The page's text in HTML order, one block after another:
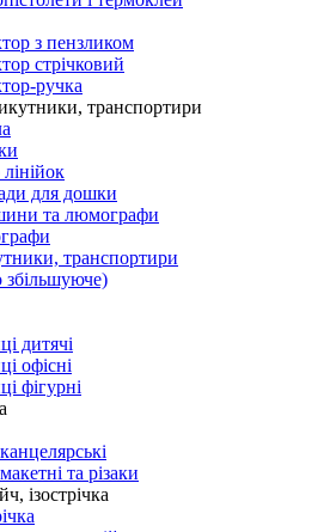
з пензликом
стрічковий
ручка
транспортири
для дошки
та люмографи
транспортири
дитячі
офісні
фігурні
та різаки
ізострічка